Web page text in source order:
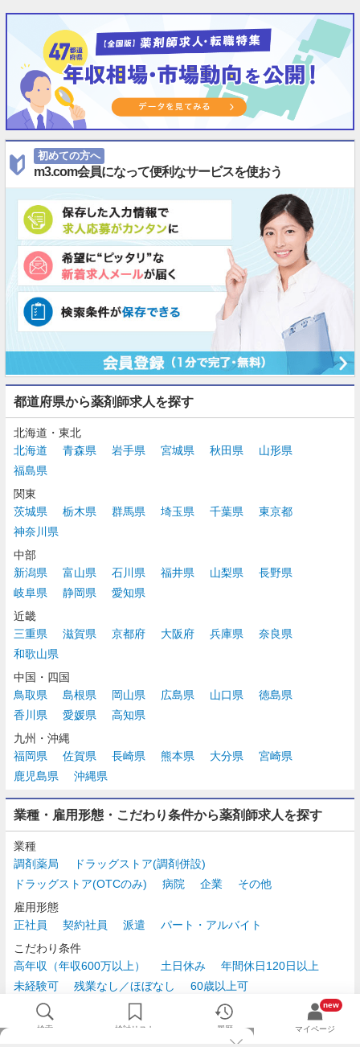
初めての方へ
m3.com会員になって便利なサービスを使おう
都道府県から薬剤師求人を探す
北海道・東北
北海道
青森県 岩手県 宮城県 秋田県
山形県
福島県
関東
茨城県
栃木県 群馬県 埼玉県 千葉県
東京都
神奈川県
中部
新潟県
富山県 石川県 福井県 山梨県
長野県
岐阜県
静岡県
愛知県
近畿
三重県
滋賀県 京都府 大阪府 兵庫県
奈良県
和歌山県
中国・四国
鳥取県
島根県 岡山県 広島県 山口県
徳島県
香川県
愛媛県
高知県
九州・沖縄
福岡県
佐賀県 長崎県 熊本県 大分県
宮崎県
鹿児島県
沖縄県
業種・雇用形態・こだわり条件から薬剤師求人を探す
業種
調剤薬局
ドラッグストア(調剤併設)
ドラッグストア(OTCのみ)
病院 企業
その他
雇用形態
正社員
契約社員 派遣
パート・アルバイト
こだわり条件
高年収（年収600万以上）
土日休み
年間休日120日以上
未経験可
残業なし／ほぼなし
60歳以上可
時給2,500円以上
検索 検討リスト 履歴
new
マイページ